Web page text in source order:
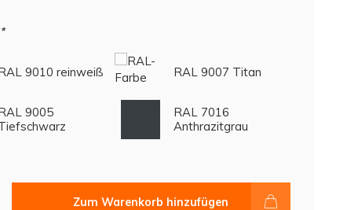
*
9010 reinweiß RAL 9007 Titan
9005
RAL 7016
Anthrazitgrau
Zum Warenkorb hinzufügen